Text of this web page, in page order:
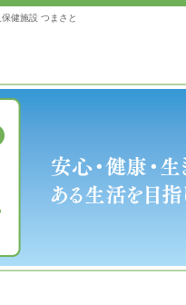
健施設 つまさと